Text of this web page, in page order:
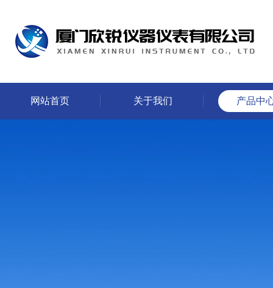
网站首页 关于我们 产品中